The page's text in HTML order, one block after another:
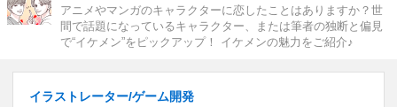
アニメやマンガのキャラクターに恋したことはありますか？世
間で話題になっているキャラクター、または筆者の独断と偏見
で“イケメン”をピックアップ！ イケメンの魅力をご紹介♪
イラストレーター/ゲーム開発